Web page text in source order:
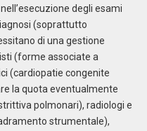
degli esami
(soprattutto
di una gestione
(forme associate a
(cardiopatie congenite
la quota eventualmente
polmonari), radiologi e
strumentale),